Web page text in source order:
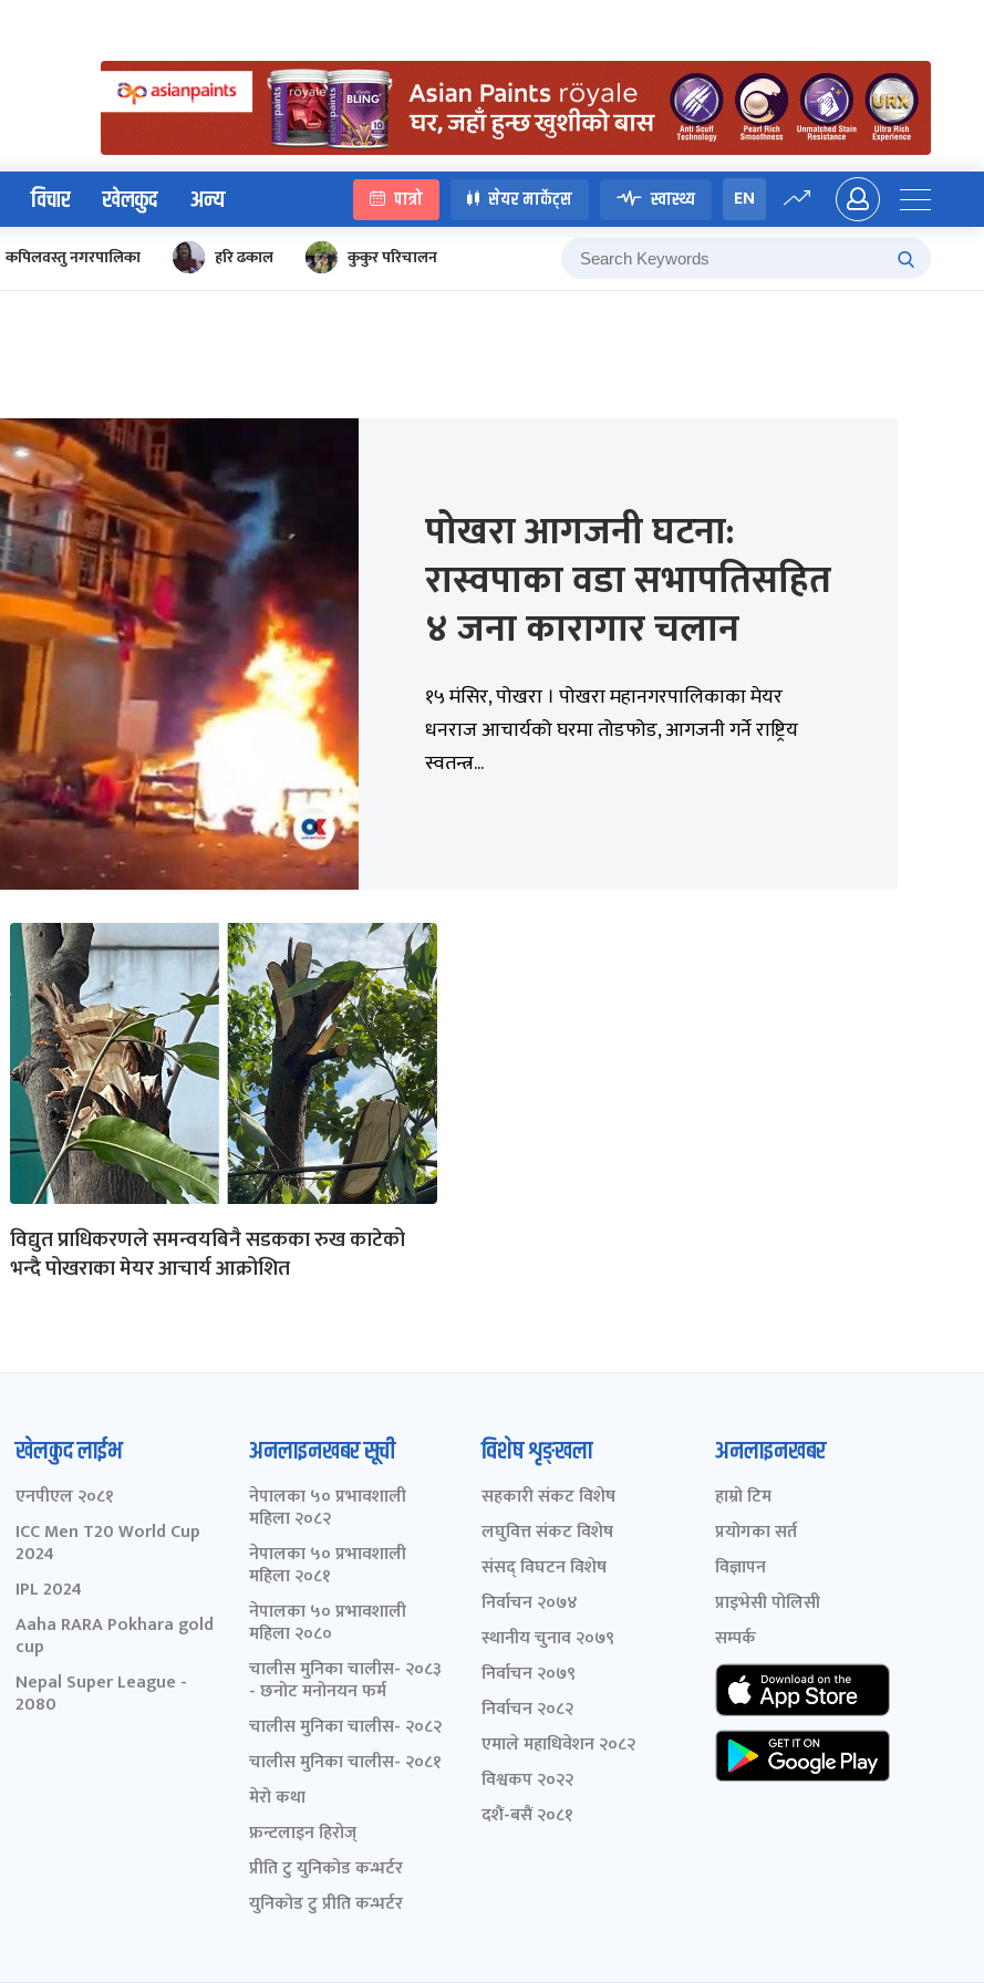
विचार खेलकुद अन्य पात्रो सेयर मार्केट्स स्वास्थ्य EN
कपिलवस्तु नगरपालिका हरि ढकाल कुकुर परिचालन
पोखरा आगजनी घटना:
रास्वपाका वडा सभापतिसहित
४ जना कारागार चलान
१५ मंसिर, पोखरा । पोखरा महानगरपालिकाका मेयर
धनराज आचार्यको घरमा तोडफोड, आगजनी गर्ने राष्ट्रिय
स्वतन्त्र...
विद्युत प्राधिकरणले समन्वयबिनै सडकका रुख काटेको
भन्दै पोखराका मेयर आचार्य आक्रोशित
खेलकुद लाईभ
एनपीएल २०८१
ICC Men T20 World Cup
2024
IPL 2024
Aaha RARA Pokhara gold
cup
Nepal Super League -
2080
अनलाइनखबर सूची
नेपालका ५० प्रभावशाली
महिला २०८२
नेपालका ५० प्रभावशाली
महिला २०८१
नेपालका ५० प्रभावशाली
महिला २०८०
चालीस मुनिका चालीस- २०८३
- छनोट मनोनयन फर्म
चालीस मुनिका चालीस- २०८२
चालीस मुनिका चालीस- २०८१
मेरो कथा
फ्रन्टलाइन हिरोज्
प्रीति टु युनिकोड कन्भर्टर
युनिकोड टु प्रीति कन्भर्टर
विशेष शृङ्खला
सहकारी संकट विशेष
लघुवित्त संकट विशेष
संसद् विघटन विशेष
निर्वाचन २०७४
स्थानीय चुनाव २०७९
निर्वाचन २०७९
निर्वाचन २०८२
एमाले महाधिवेशन २०८२
विश्वकप २०२२
दशैं-बसैं २०८१
अनलाइनखबर
हाम्रो टिम
प्रयोगका सर्त
विज्ञापन
प्राइभेसी पोलिसी
सम्पर्क